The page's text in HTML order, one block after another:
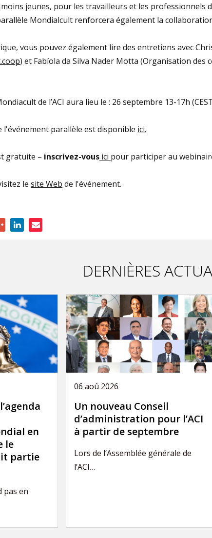
jeunes, pour les travailleurs et les professionnels
Mondialcult renforcera également la
vous pouvez également lire des entretiens avec
) et Fabíola da Silva Nader Motta (Organisation des
de l’ACI aura lieu le : 26 septembre 13-17h
l'événement parallèle est disponible ici.
gratuite – inscrivez-vous ici pour participer au
le site Web de l'événement.
DERNIÈRES
en
le
partie
pas en
06 aoû 2026
Un nouveau Conseil
d’administration pour l’ACI
à partir de septembre
Lors de l’Assemblée générale de
l’ACI…